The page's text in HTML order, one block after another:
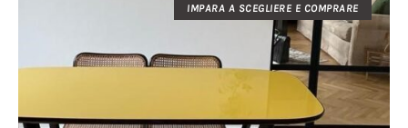
IMPARA A SCEGLIERE E COMPRARE